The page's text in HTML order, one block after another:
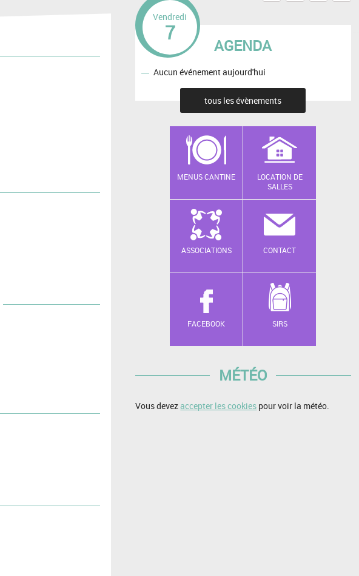
AGENDA
Vendredi
7
Aucun événement aujourd'hui
tous les évènements
MENUS CANTINE
LOCATION DE
SALLES
ASSOCIATIONS CONTACT
FACEBOOK SIRS
MÉTÉO
Vous devezaccepter les cookies pour voir la météo.